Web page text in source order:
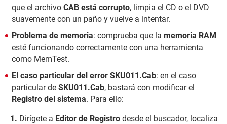
que el archivo CAB está corrupto, limpia el CD o el DVD
suavemente con un paño y vuelve a intentar.
Problema de memoria: comprueba que la memoria RAM
esté funcionando correctamente con una herramienta
como MemTest.
El caso particular del error SKU011.Cab: en el caso
particular de SKU011.Cab, bastará con modificar el
Registro del sistema. Para ello:
Dirígete a Editor de Registro desde el buscador, localiza